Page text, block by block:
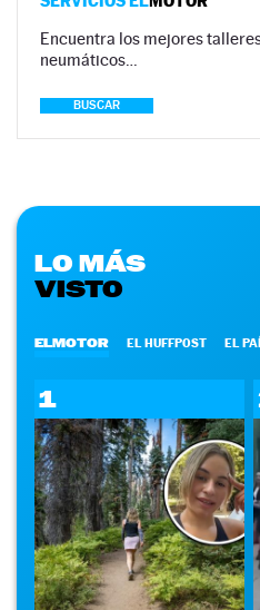
Encuentra los mejores
neumáticos…
BUSCAR
LO MÁS
VISTO
ELMOTOR EL HUFFPOST EL
1